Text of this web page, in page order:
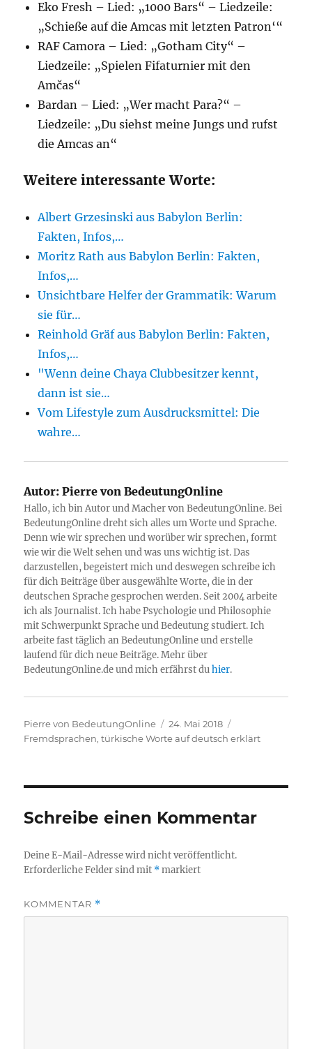
Eko Fresh – Lied: „1000 Bars“ – Liedzeile:
„Schieße auf die Amcas mit letzten Patron‘“
RAF Camora – Lied: „Gotham City“ –
Liedzeile: „Spielen Fifaturnier mit den
Amčas“
Bardan – Lied: „Wer macht Para?“ –
Liedzeile: „Du siehst meine Jungs und rufst
die Amcas an“
Weitere interessante Worte:
Albert Grzesinski aus Babylon Berlin:
Fakten, Infos,…
Moritz Rath aus Babylon Berlin: Fakten,
Infos,…
Unsichtbare Helfer der Grammatik: Warum
sie für…
Reinhold Gräf aus Babylon Berlin: Fakten,
Infos,…
"Wenn deine Chaya Clubbesitzer kennt,
dann ist sie…
Vom Lifestyle zum Ausdrucksmittel: Die
wahre…
Autor: Pierre von BedeutungOnline
Hallo, ich bin Autor und Macher von BedeutungOnline. Bei
BedeutungOnline dreht sich alles um Worte und Sprache.
Denn wie wir sprechen und worüber wir sprechen, formt
wie wir die Welt sehen und was uns wichtig ist. Das
darzustellen, begeistert mich und deswegen schreibe ich
für dich Beiträge über ausgewählte Worte, die in der
deutschen Sprache gesprochen werden. Seit 2004 arbeite
ich als Journalist. Ich habe Psychologie und Philosophie
mit Schwerpunkt Sprache und Bedeutung studiert. Ich
arbeite fast täglich an BedeutungOnline und erstelle
laufend für dich neue Beiträge. Mehr über
BedeutungOnline.de und mich erfährst duhier.
Autor
Pierre von BedeutungOnline
Veröffentlicht
am
24. Mai 2018
Fremdsprachen ,türkische Worte auf deutsch erklärt
Schreibe einen Kommentar
Deine E-Mail-Adresse wird nicht veröffentlicht.
Erforderliche Felder sind mit *markiert
KOMMENTAR *